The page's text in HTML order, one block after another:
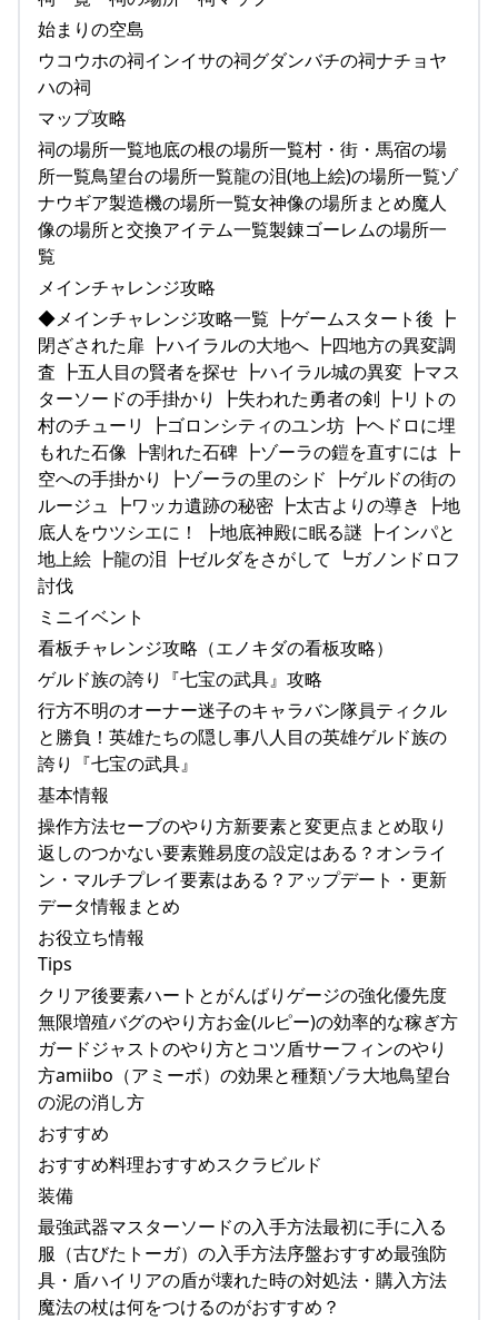
始まりの空島
ウコウホの祠インイサの祠グダンバチの祠ナチョヤ
ハの祠
マップ攻略
祠の場所一覧地底の根の場所一覧村・街・馬宿の場
所一覧鳥望台の場所一覧龍の泪(地上絵)の場所一覧ゾ
ナウギア製造機の場所一覧女神像の場所まとめ魔人
像の場所と交換アイテム一覧製錬ゴーレムの場所一
覧
メインチャレンジ攻略
◆メインチャレンジ攻略一覧 ┣ゲームスタート後 ┣
閉ざされた扉 ┣ハイラルの大地へ ┣四地方の異変調
査 ┣五人目の賢者を探せ ┣ハイラル城の異変 ┣マス
ターソードの手掛かり ┣失われた勇者の剣 ┣リトの
村のチューリ ┣ゴロンシティのユン坊 ┣ヘドロに埋
もれた石像 ┣割れた石碑 ┣ゾーラの鎧を直すには ┣
空への手掛かり ┣ゾーラの里のシド ┣ゲルドの街の
ルージュ ┣ワッカ遺跡の秘密 ┣太古よりの導き ┣地
底人をウツシエに！ ┣地底神殿に眠る謎 ┣インパと
地上絵 ┣龍の泪 ┣ゼルダをさがして ┗ガノンドロフ
討伐
ミニイベント
看板チャレンジ攻略（エノキダの看板攻略）
ゲルド族の誇り『七宝の武具』攻略
行方不明のオーナー迷子のキャラバン隊員ティクル
と勝負！英雄たちの隠し事八人目の英雄ゲルド族の
誇り『七宝の武具』
基本情報
操作方法セーブのやり方新要素と変更点まとめ取り
返しのつかない要素難易度の設定はある？オンライ
ン・マルチプレイ要素はある？アップデート・更新
データ情報まとめ
お役立ち情報
Tips
クリア後要素ハートとがんばりゲージの強化優先度
無限増殖バグのやり方お金(ルピー)の効率的な稼ぎ方
ガードジャストのやり方とコツ盾サーフィンのやり
方amiibo（アミーボ）の効果と種類ゾラ大地鳥望台
の泥の消し方
おすすめ
おすすめ料理おすすめスクラビルド
装備
最強武器マスターソードの入手方法最初に手に入る
服（古びたトーガ）の入手方法序盤おすすめ最強防
具・盾ハイリアの盾が壊れた時の対処法・購入方法
魔法の杖は何をつけるのがおすすめ？